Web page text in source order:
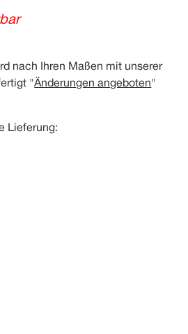
nach Ihren Maßen mit unserer
"Änderungen angeboten"
Lieferung: